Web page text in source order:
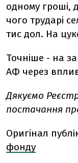
одному гроші,
чого трударі
тис дол. На
Точніше - на
АФ через
Дякуємо
постачання
Оригінал
фонду